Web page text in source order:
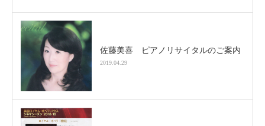
佐藤美喜 ピアノリサイタルのご案内
2019.04.29